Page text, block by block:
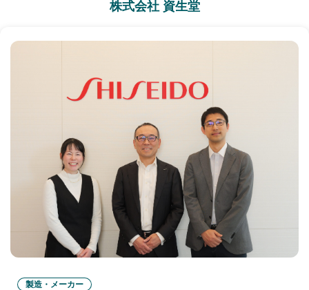
株式会社 資生堂
製造・メーカー